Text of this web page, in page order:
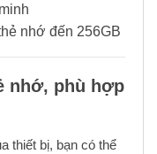
nhớ đến 256GB
nhớ, phù hợp
thiết bị, bạn có thể